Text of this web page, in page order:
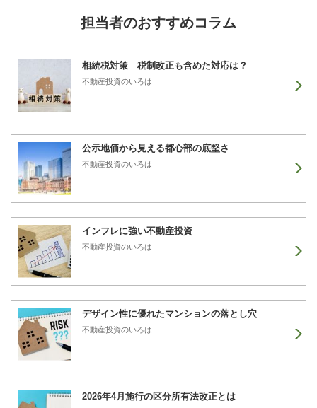
担当者のおすすめコラム
相続税対策 税制改正も含めた対応は？
不動産投資のいろは
公示地価から見える都心部の底堅さ
不動産投資のいろは
インフレに強い不動産投資
不動産投資のいろは
デザイン性に優れたマンションの落とし穴
不動産投資のいろは
2026年4月施行の区分所有法改正とは